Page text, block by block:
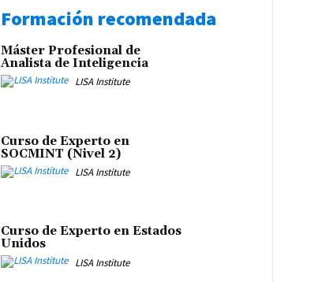
Formación recomendada
Máster Profesional de
Analista de Inteligencia
LISA Institute
Curso de Experto en
SOCMINT (Nivel 2)
LISA Institute
Curso de Experto en Estados
Unidos
LISA Institute